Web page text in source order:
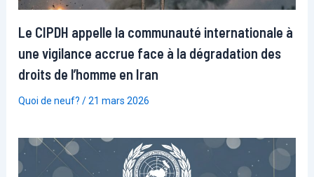
Le CIPDH appelle la communauté internationale à
une vigilance accrue face à la dégradation des
droits de l’homme en Iran
Quoi de neuf? /21 mars 2026